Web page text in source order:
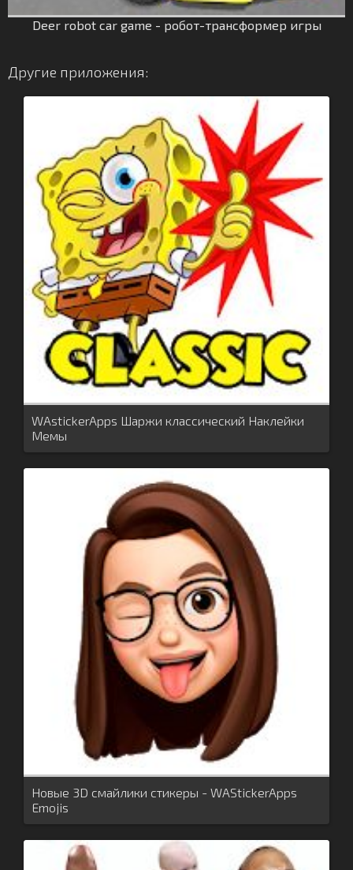
Deer robot car game - робот-трансформер игры
Другие приложения:
WAstickerApps Шаржи классический Наклейки
Мемы
Новые 3D смайлики стикеры - WAStickerApps
Emojis